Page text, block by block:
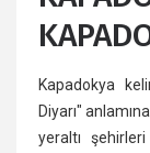
Kapadokya
Diyarı"
yeraltı